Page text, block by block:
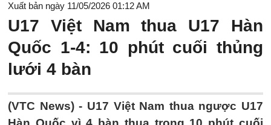
Xuất bản ngày 11/05/2026 01:12 AM
U17 Việt Nam thua U17 Hàn
Quốc 1-4: 10 phút cuối thủng
lưới 4 bàn
(VTC News) - U17 Việt Nam thua ngược U17